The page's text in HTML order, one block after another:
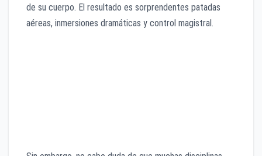
de su cuerpo. El resultado es sorprendentes patadas
aéreas, inmersiones dramáticas y control magistral.